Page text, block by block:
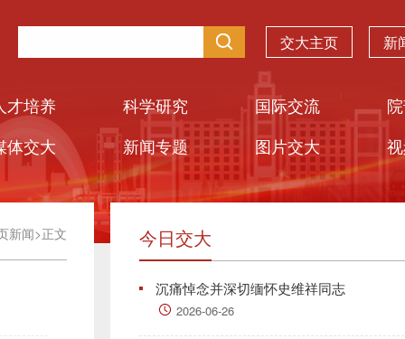
交大主页 新
才培养 科学研究 国际交流
体交大
新闻专题 图片交大
新闻>正文 今日交大
沉痛悼念并深切缅怀史维祥同志
2026-06-26